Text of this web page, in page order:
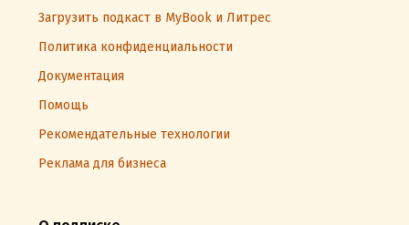
Загрузить подкаст в MyBook и Литрес
Политика конфиденциальности
Документация
Помощь
Рекомендательные технологии
Реклама для бизнеса